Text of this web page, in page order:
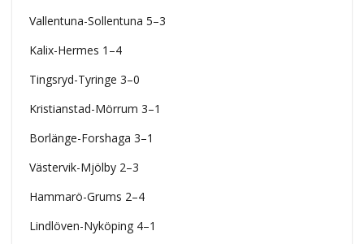
Vallentuna-Sollentuna 5–3
Kalix-Hermes 1–4
Tingsryd-Tyringe 3–0
Kristianstad-Mörrum 3–1
Borlänge-Forshaga 3–1
Västervik-Mjölby 2–3
Hammarö-Grums 2–4
Lindlöven-Nyköping 4–1